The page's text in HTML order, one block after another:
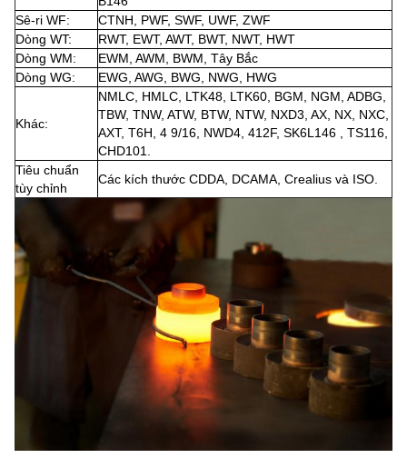
Sê-ri WF:
CTNH, PWF, SWF, UWF, ZWF
Dòng WT:
RWT, EWT, AWT, BWT, NWT, HWT
Dòng WM:
EWM, AWM, BWM, Tây Bắc
Dòng WG:
EWG, AWG, BWG, NWG, HWG
Khác:
NMLC, HMLC, LTK48, LTK60, BGM, NGM, ADBG,
TBW, TNW, ATW, BTW, NTW, NXD3, AX, NX, NXC,
AXT, T6H, 4 9/16, NWD4, 412F, SK6L146 , TS116,
CHD101.
Tiêu chuẩn
tùy chỉnh
Các kích thước CDDA, DCAMA, Crealius và ISO.